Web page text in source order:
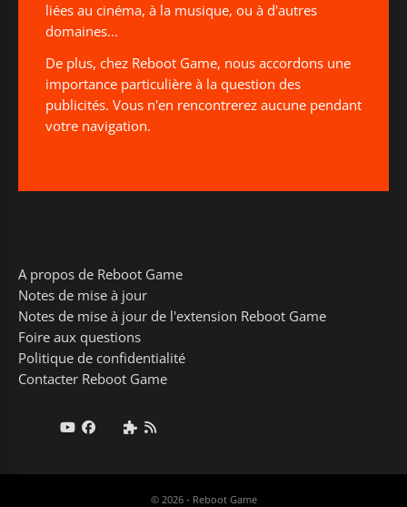
liées au cinéma, à la musique, ou à d'autres
domaines...
De plus, chez Reboot Game, nous accordons une
importance particulière à la question des
publicités. Vous n'en rencontrerez aucune pendant
votre navigation.
A propos de Reboot Game
Notes de mise à jour
Notes de mise à jour de l'extension Reboot Game
Foire aux questions
Politique de confidentialité
Contacter Reboot Game
© 2026 - Reboot Game